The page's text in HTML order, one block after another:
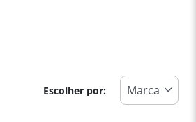
Escolher por: